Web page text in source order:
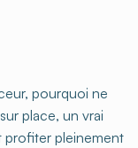
pourquoi ne
place, un vrai
pleinement